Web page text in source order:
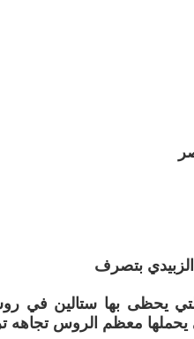
الزبيدي بتصرف
يحظى بها ستالين في
يحملها معظم الروس